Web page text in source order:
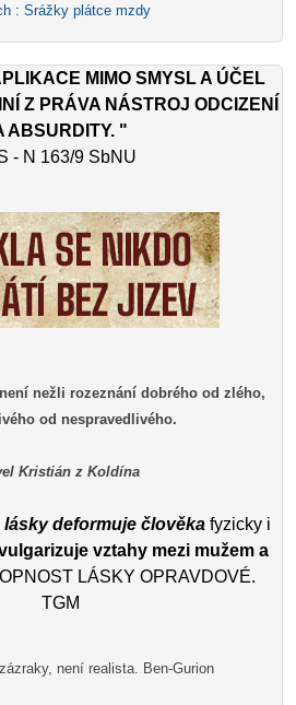
: Srážky plátce mzdy
MIMO SMYSL A ÚČEL
Z PRÁVA NÁSTROJ ODCIZENÍ
ABSURDITY. "
- N 163/9 SbNU
nežli rozeznání dobrého od zlého,
od nespravedlivého.
Kristián z Koldína
lásky deformuje člověka fyzicky i
vztahy mezi mužem a
LÁSKY OPRAVDOVÉ.
TGM
není realista. Ben-Gurion